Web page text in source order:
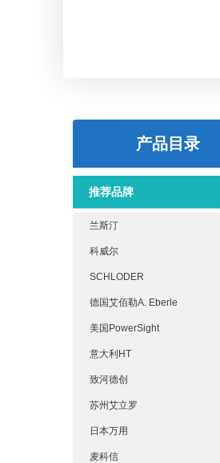
产品目录
推荐品牌
兰斯汀
科威尔
SCHLODER
德国艾佰勒A. Eberle
美国PowerSight
意大利HT
致河德创
苏州艾立罗
日本万用
麦科信